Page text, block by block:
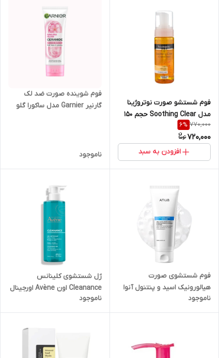
فوم شستشو صورت نوتروژینا
مدل Soothing Clear حجم 150
میلی لیتر
770,000
6%
720,000
افزودن به سبد
فوم شوینده صورت ضد لک
گارنیر Garnier مدل ساکورا گلو
ناموجود
فوم شستشوی صورت
هیالورونیک اسید و پنتنول آنوا
میلی لیتر
ناموجود
ژل شستشوی کلینانس
Cleanance اون Avène اورجینال
مخصوص پوست های چرب و
مختلط حجم ۴۰۰ میل
ناموجود